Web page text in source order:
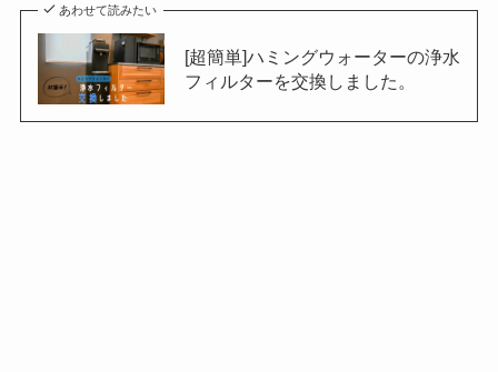
あわせて読みたい
[超簡単]ハミングウォーターの浄水
フィルターを交換しました。